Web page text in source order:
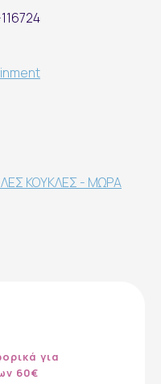
ΚΟΥΚΛΕΣ - ΜΩΡΑ
για
60€